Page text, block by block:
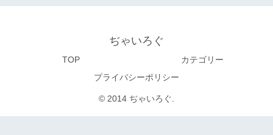
ぢゃいろぐ
TOP
カテゴリー
プライバシーポリシー
© 2014 ぢゃいろぐ.